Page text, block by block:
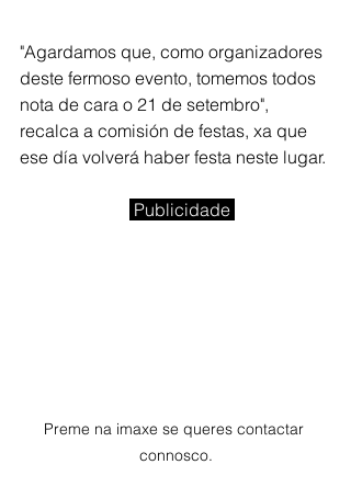
"Agardamos que, como organizadores
deste fermoso evento, tomemos todos
nota de cara o 21 de setembro",
recalca a comisión de festas, xa que
ese día volverá haber festa neste lugar.
Publicidade
Preme na imaxe se queres contactar
connosco.